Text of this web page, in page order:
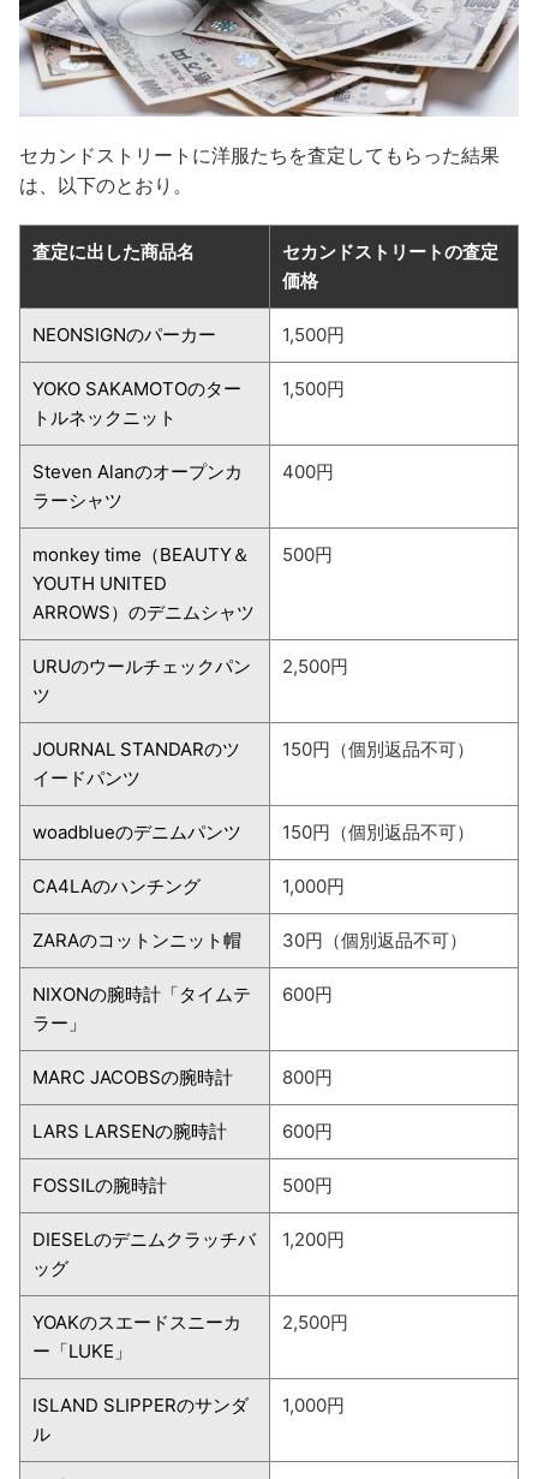
セカンドストリートに洋服たちを査定してもらった結果
は、以下のとおり。
査定に出した商品名
セカンドストリートの査定
価格
NEONSIGNのパーカー 1,500円
YOKO SAKAMOTOのター
トルネックニット
1,500円
Steven Alanのオープンカ
ラーシャツ
400円
monkey time（BEAUTY＆
YOUTH UNITED
ARROWS）のデニムシャツ
500円
URUのウールチェックパン
ツ
2,500円
JOURNAL STANDARのツ
イードパンツ
150円（個別返品不可）
woadblueのデニムパンツ 150円（個別返品不可）
CA4LAのハンチング 1,000円
ZARAのコットンニット帽 30円（個別返品不可）
NIXONの腕時計「タイムテ
ラー」
600円
MARC JACOBSの腕時計 800円
LARS LARSENの腕時計 600円
FOSSILの腕時計 500円
DIESELのデニムクラッチバ
ッグ
1,200円
YOAKのスエードスニーカ
ー「LUKE」
2,500円
ISLAND SLIPPERのサンダ
ル
1,000円